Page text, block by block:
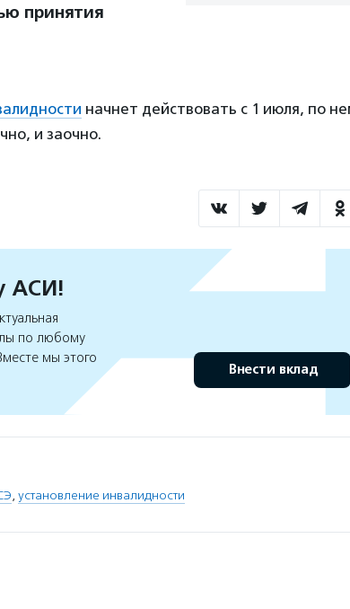
принятия
начнет действовать с 1 июля, по
и заочно.
АСИ!
по любому
мы этого
Внести вклад
, установление инвалидности